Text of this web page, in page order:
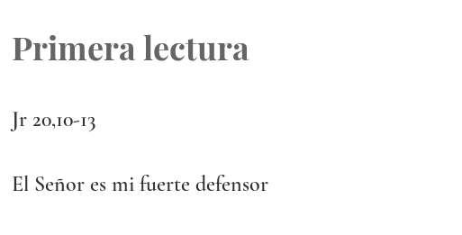
Primera lectura
Jr 20,10-13
El Señor es mi fuerte defensor